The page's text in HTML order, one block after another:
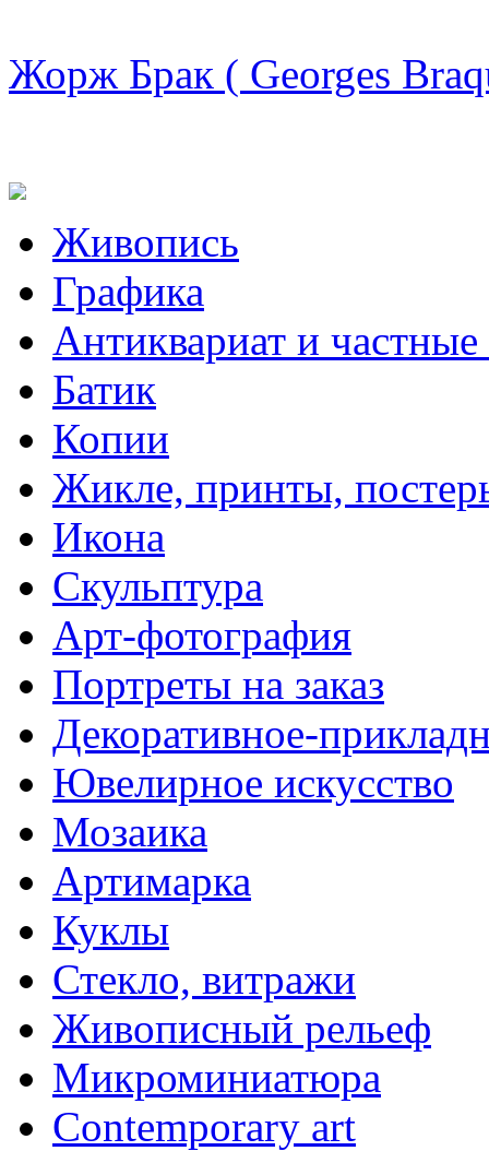
Жорж Брак ( Georges
Живопись
Графика
Антиквариат и
Батик
Копии
Жикле, принты,
Икона
Скульптура
Арт-фотография
Портреты на заказ
Декоративное-
Ювелирное искусство
Мозаика
Артимарка
Куклы
Стекло, витражи
Живописный рельеф
Микроминиатюра
Contemporary art